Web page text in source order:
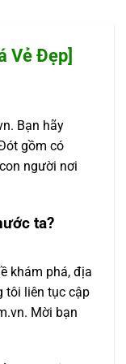
Vẻ Đẹp]
Bạn hãy
gồm có
người nơi
ta?
khám phá, địa
tôi liên tục cập
Mời bạn